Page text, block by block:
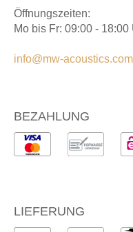
Öffnungszeiten:
Mo bis Fr: 09:00 - 18:00
info@mw-acoustics.com
BEZAHLUNG
LIEFERUNG